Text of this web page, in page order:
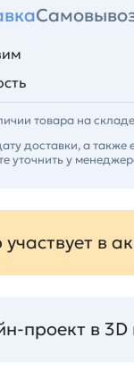
товара на складе
доставки, а также
уточнить у
в
проект в 3D